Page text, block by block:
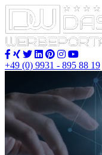
+49 (0) 9931 - 895 88 19